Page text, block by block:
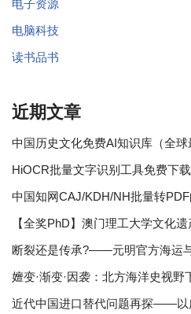
电子资源
电脑科技
读书品书
近期文章
中国历史文化免费AI知识库（全球
HiOCR批量文字识别工具免费下
中国知网CAJ/KDH/NH批量转
【全奖PhD】澳门理工大学文化
断裂还是传承?——元明官方海运
嬗变·渐变·因袭：北方海洋史视野
近代中国进口替代问题再探——以